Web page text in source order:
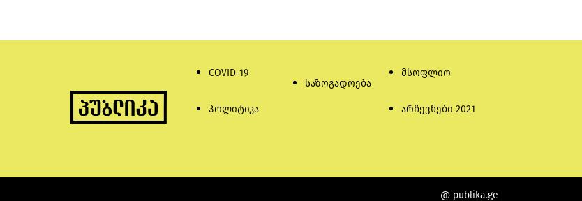
COVID-19
პოლიტიკა
საზოგადოება
მსოფლიო
არჩევნები 2021
@ publika.ge